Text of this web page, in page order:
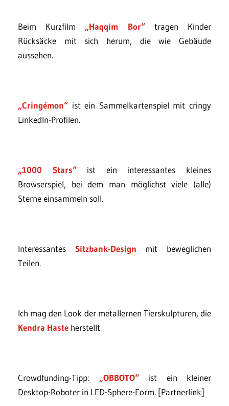
Beim Kurzfilm „Haqqim Bor“tragen Kinder
Rücksäcke mit sich herum, die wie Gebäude
aussehen.
„Cringémon“ ist ein Sammelkartenspiel mit cringy
LinkedIn-Profilen.
„1000 Stars“ist ein interessantes kleines
Browserspiel, bei dem man möglichst viele (alle)
Sterne einsammeln soll.
Interessantes Sitzbank-Design mit beweglichen
Teilen.
Ich mag den Look der metallernen Tierskulpturen, die
Kendra Haste herstellt.
Crowdfunding-Tipp: „OBBOTO“ist ein kleiner
Desktop-Roboter in LED-Sphere-Form. [Partnerlink]